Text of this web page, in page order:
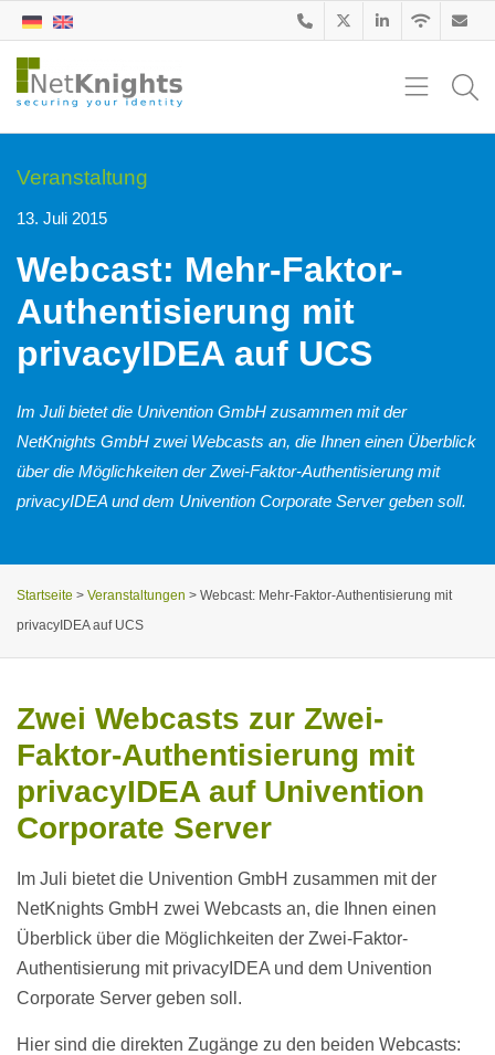
Veranstaltung
13. Juli 2015
Webcast: Mehr-Faktor-
Authentisierung mit
privacyIDEA auf UCS
Im Juli bietet die Univention GmbH zusammen mit der
NetKnights GmbH zwei Webcasts an, die Ihnen einen Überblick
über die Möglichkeiten der Zwei-Faktor-Authentisierung mit
privacyIDEA und dem Univention Corporate Server geben soll.
Startseite > Veranstaltungen > Webcast: Mehr-Faktor-Authentisierung mit
privacyIDEA auf UCS
Zwei Webcasts zur Zwei-
Faktor-Authentisierung mit
privacyIDEA auf Univention
Corporate Server
Im Juli bietet die Univention GmbH zusammen mit der
NetKnights GmbH zwei Webcasts an, die Ihnen einen
Überblick über die Möglichkeiten der Zwei-Faktor-
Authentisierung mit privacyIDEA und dem Univention
Corporate Server geben soll.
Hier sind die direkten Zugänge zu den beiden Webcasts: